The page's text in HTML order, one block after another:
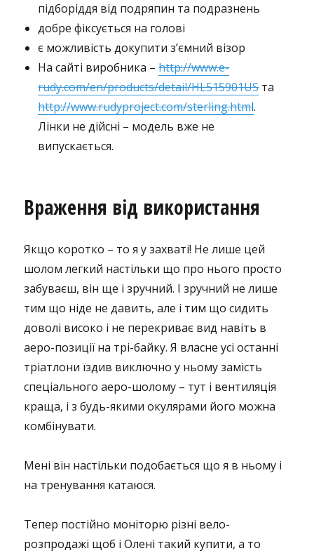
підборіддя від подряпин та подразнень
добре фіксується на голові
є можливість докупити з’ємний візор
На сайті виробника –http://www.e-
rudy.com/en/products/detail/HL515901USта
http://www.rudyproject.com/sterling.html.
Лінки не дійсні – модель вже не
випускається.
Враження від використання
Якщо коротко – то я у захваті! Не лише цей
шолом легкий настільки що про нього просто
забуваєш, він ще і зручний. І зручний не лише
тим що ніде не давить, але і тим що сидить
доволі високо і не перекриває вид навіть в
аеро-позиції на трі-байку. Я власне усі останні
тріатлони їздив виключно у ньому замість
спеціального аеро-шолому – тут і вентиляція
краща, і з будь-якими окулярами його можна
комбінувати.
Мені він настільки подобається що я в ньому і
на тренування катаюся.
Тепер постійно моніторю різні вело-
розпродажі щоб і Олені такий купити, а то